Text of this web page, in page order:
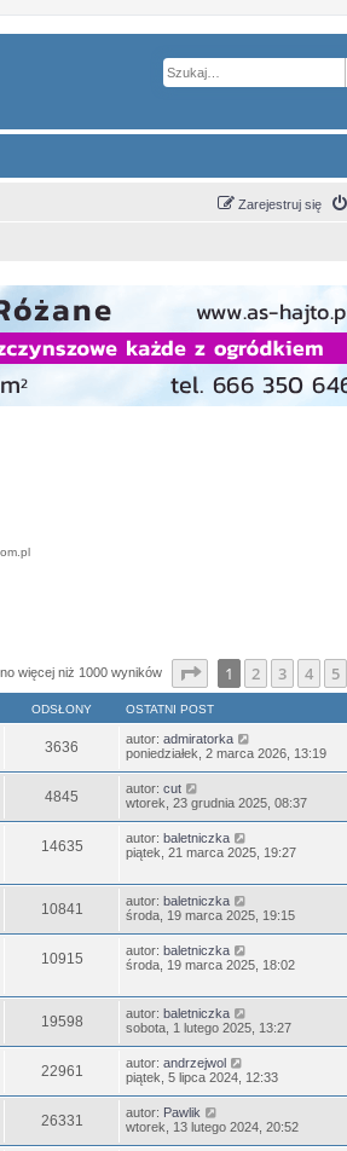
Zarejestruj się
więcej niż 1000 wyników Strona1 z25
1 2 3 4 5
ODSŁONY OSTATNI POST
3636 autor: admiratorka
poniedziałek, 2 marca 2026, 13:19
4845 autor: cut
wtorek, 23 grudnia 2025, 08:37
14635 autor: baletniczka
piątek, 21 marca 2025, 19:27
10841 autor: baletniczka
środa, 19 marca 2025, 19:15
10915 autor: baletniczka
środa, 19 marca 2025, 18:02
19598 autor: baletniczka
sobota, 1 lutego 2025, 13:27
22961 autor: andrzejwol
piątek, 5 lipca 2024, 12:33
26331 autor: Pawlik
wtorek, 13 lutego 2024, 20:52